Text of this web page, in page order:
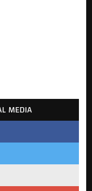
MEDIA